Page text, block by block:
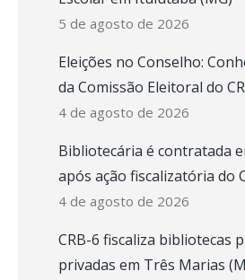
5 de agosto de 2026
Eleições no Conselho:
da Comissão Eleitoral do
4 de agosto de 2026
Bibliotecária é contratada
após ação fiscalizatória do
4 de agosto de 2026
CRB-6 fiscaliza bibliotecas
privadas em Três Marias